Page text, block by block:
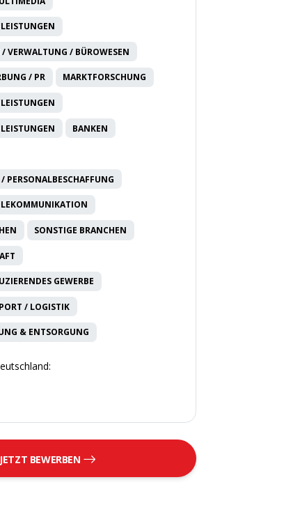
VERWALTUNG / BÜROWESEN
/ PR MARKTFORSCHUNG
BANKEN
PERSONALBESCHAFFUNG
SONSTIGE BRANCHEN
GEWERBE
/ LOGISTIK
& ENTSORGUNG
JETZT BEWERBEN